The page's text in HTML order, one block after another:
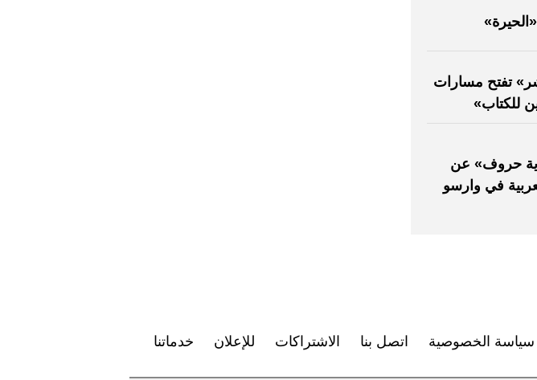
تفتح مسارات
للكتاب»
حروف» عن
في وارسو
سياسة الخصوصية اتصل بنا الاشتراكات للإعلان خدماتنا